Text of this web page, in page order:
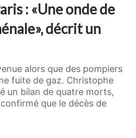
: «Une onde de
décrit un
alors que des pompiers
fuite de gaz. Christophe
un bilan de quatre morts,
que le décès de